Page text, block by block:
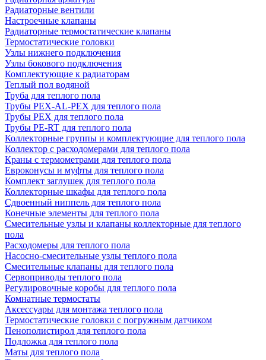
Радиаторные вентили
Настроечные клапаны
Радиаторные термостатические клапаны
Термостатические головки
Узлы нижнего подключения
Узлы бокового подключения
Комплектующие к радиаторам
Теплый пол водяной
Труба для теплого пола
Трубы PEX-AL-PEX для теплого пола
Трубы PEX для теплого пола
Трубы PE-RT для теплого пола
Коллекторные группы и комплектующие для теплого пола
Коллектор с расходомерами для теплого пола
Краны с термометрами для теплого пола
Евроконусы и муфты для теплого пола
Комплект заглушек для теплого пола
Коллекторные шкафы для теплого пола
Сдвоенный ниппель для теплого пола
Конечные элементы для теплого пола
Смесительные узлы и клапаны коллекторные для теплого
пола
Расходомеры для теплого пола
Насосно-смесительные узлы теплого пола
Смесительные клапаны для теплого пола
Сервоприводы теплого пола
Регулировочные коробы для теплого пола
Комнатные термостаты
Аксессуары для монтажа теплого пола
Термостатические головки с погружным датчиком
Пенополистирол для теплого пола
Подложка для теплого пола
Маты для теплого пола